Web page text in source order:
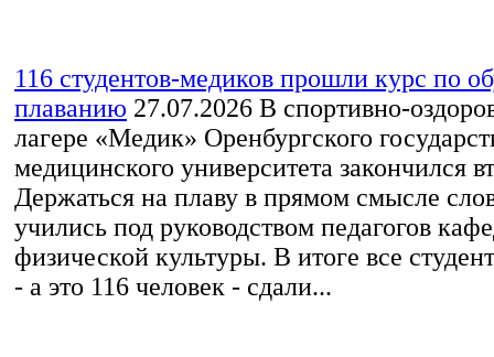
116 студентов-медиков прошли курс по
плаванию 27.07.2026 В спортивно-
лагере «Медик» Оренбургского
медицинского университета закончился
Держаться на плаву в прямом смысле
учились под руководством педагогов
физической культуры. В итоге все
- а это 116 человек - сдали...